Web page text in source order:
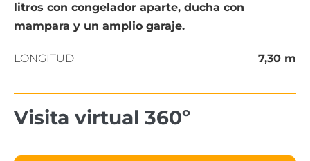
litros con congelador aparte, ducha con
mampara y un amplio garaje.
LONGITUD 7,30 m
Visita virtual 360º